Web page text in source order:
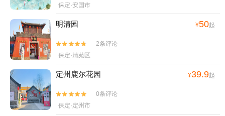
保定·安国市
明清园 ¥50起


2条评论
保定·清苑区
定州鹿尔花园 ¥39.9起


0条评论
保定·定州市